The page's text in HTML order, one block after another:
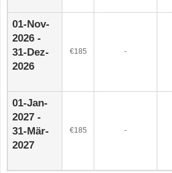
01-Nov-
2026 -
31-Dez-
2026
€185 -
01-Jan-
2027 -
31-Mär-
2027
€185 -